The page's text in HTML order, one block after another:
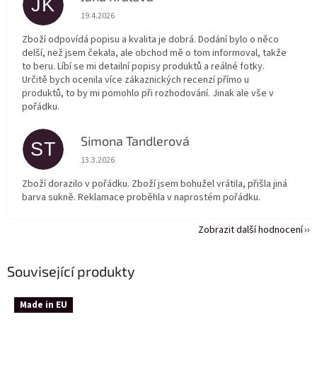
Související produkty
Made in EU
JK Hodnocení obchodu je 5 z 5 hvězdiček.
19.4.2026
Zboží odpovídá popisu a kvalita je dobrá. Dodání bylo o něco
delší, než jsem čekala, ale obchod mě o tom informoval, takže
to beru. Líbí se mi detailní popisy produktů a reálné fotky.
Určitě bych ocenila více zákaznických recenzí přímo u
produktů, to by mi pomohlo při rozhodování. Jinak ale vše v
pořádku.
ST Simona Tandlerová
Hodnocení obchodu je 5 z 5 hvězdiček.
13.3.2026
Zboží dorazilo v pořádku. Zboží jsem bohužel vrátila, přišla jiná
barva sukně. Reklamace proběhla v naprostém pořádku.
Zobrazit další hodnocení